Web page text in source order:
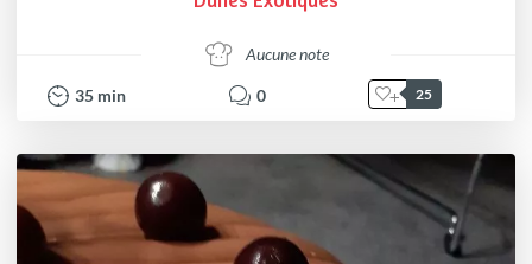
Aucune note
35 min 0 25